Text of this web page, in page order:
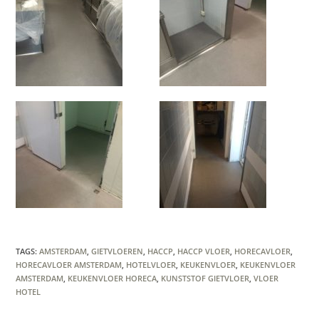
TAGS:AMSTERDAM GIETVLOEREN HACCP HACCP VLOER HORECAVLOER
HORECAVLOER AMSTERDAM HOTELVLOER KEUKENVLOER KEUKENVLOER
AMSTERDAM KEUKENVLOER HORECA KUNSTSTOF GIETVLOER VLOER
HOTEL